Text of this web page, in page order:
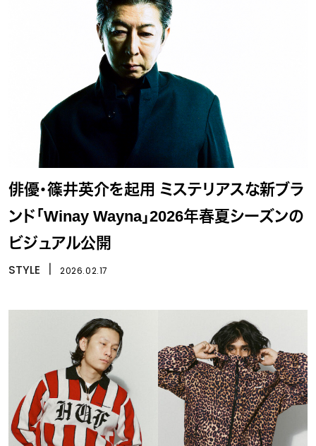
俳優・篠井英介を起用 ミステリアスな新ブラ
ンド「Winay Wayna」2026年春夏シーズンの
ビジュアル公開
STYLE 2026.02.17